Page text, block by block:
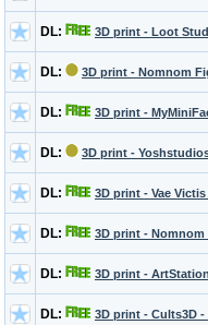
DL: 3D print - Loot
DL: 3D print - Nomnom
DL: 3D print -
DL: 3D print -
DL: 3D print - Vae
DL: 3D print - Nomnom
DL: 3D print -
DL: 3D print - Cults3D